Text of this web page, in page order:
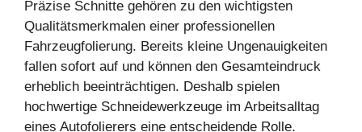
Präzise Schnitte gehören zu den wichtigsten
Qualitätsmerkmalen einer professionellen
Fahrzeugfolierung. Bereits kleine Ungenauigkeiten
fallen sofort auf und können den Gesamteindruck
erheblich beeinträchtigen. Deshalb spielen
hochwertige Schneidewerkzeuge im Arbeitsalltag
eines Autofolierers eine entscheidende Rolle.